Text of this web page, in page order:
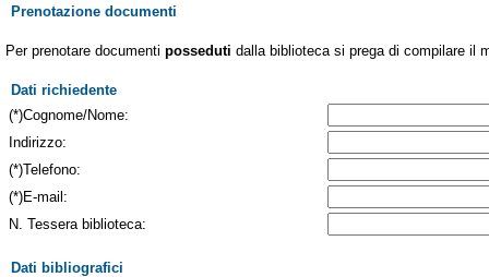
Prenotazione documenti
Per prenotare documenti posseduti dalla biblioteca si prega di compilare il
Dati richiedente
(*)Cognome/Nome:
Indirizzo:
(*)Telefono:
(*)E-mail:
N. Tessera biblioteca:
Dati bibliografici